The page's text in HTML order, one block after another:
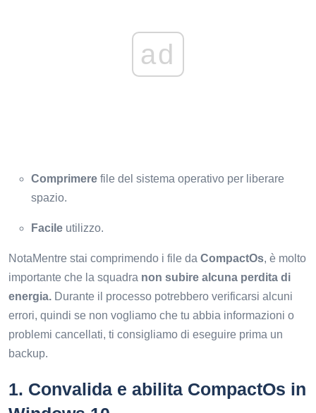
ad
Comprimere file del sistema operativo per liberare
spazio.
Facile utilizzo.
NotaMentre stai comprimendo i file da CompactOs, è molto
importante che la squadra non subire alcuna perdita di
energia. Durante il processo potrebbero verificarsi alcuni
errori, quindi se non vogliamo che tu abbia informazioni o
problemi cancellati, ti consigliamo di eseguire prima un
backup.
1. Convalida e abilita CompactOs in